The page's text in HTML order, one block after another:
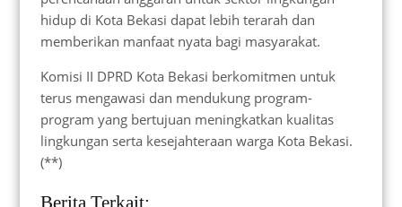
hidup di Kota Bekasi dapat lebih terarah dan
memberikan manfaat nyata bagi masyarakat.
Komisi II DPRD Kota Bekasi berkomitmen untuk
terus mengawasi dan mendukung program-
program yang bertujuan meningkatkan kualitas
lingkungan serta kesejahteraan warga Kota Bekasi.
(**)